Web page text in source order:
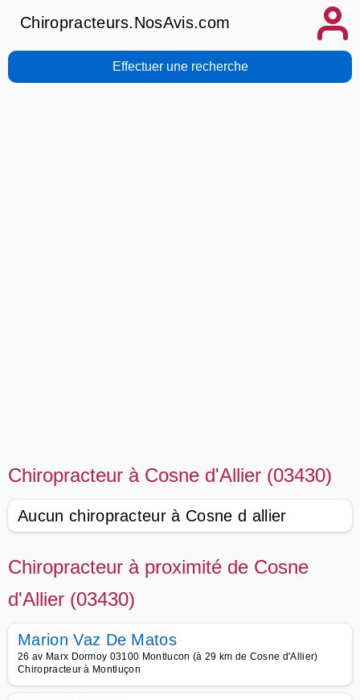
Chiropracteurs.NosAvis.com
Effectuer une recherche
Chiropracteur à Cosne d'Allier (03430)
Aucun chiropracteur à Cosne d allier
Chiropracteur à proximité de Cosne
d'Allier (03430)
Marion Vaz De Matos
26 av Marx Dormoy 03100 Montlucon (à 29 km de Cosne d'Allier)
Chiropracteur à Montluçon